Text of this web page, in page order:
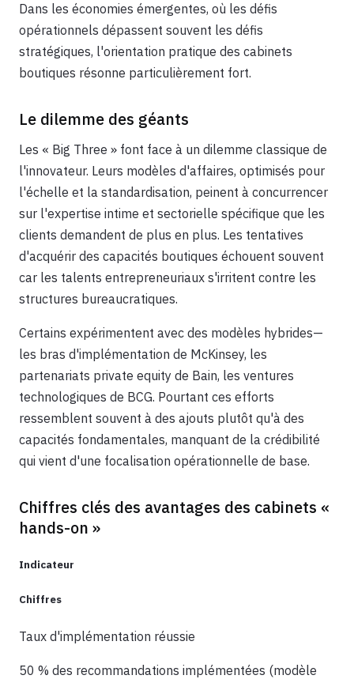
Dans les économies émergentes, où les défis
opérationnels dépassent souvent les défis
stratégiques, l'orientation pratique des cabinets
boutiques résonne particulièrement fort.
Le dilemme des géants
Les « Big Three » font face à un dilemme classique de
l'innovateur. Leurs modèles d'affaires, optimisés pour
l'échelle et la standardisation, peinent à concurrencer
sur l'expertise intime et sectorielle spécifique que les
clients demandent de plus en plus. Les tentatives
d'acquérir des capacités boutiques échouent souvent
car les talents entrepreneuriaux s'irritent contre les
structures bureaucratiques.
Certains expérimentent avec des modèles hybrides—
les bras d'implémentation de McKinsey, les
partenariats private equity de Bain, les ventures
technologiques de BCG. Pourtant ces efforts
ressemblent souvent à des ajouts plutôt qu'à des
capacités fondamentales, manquant de la crédibilité
qui vient d'une focalisation opérationnelle de base.
Chiffres clés des avantages des cabinets «
hands-on »
Indicateur
Chiffres
Taux d'implémentation réussie
50 % des recommandations implémentées (modèle